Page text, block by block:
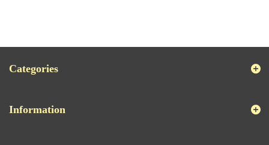
Categories
Information